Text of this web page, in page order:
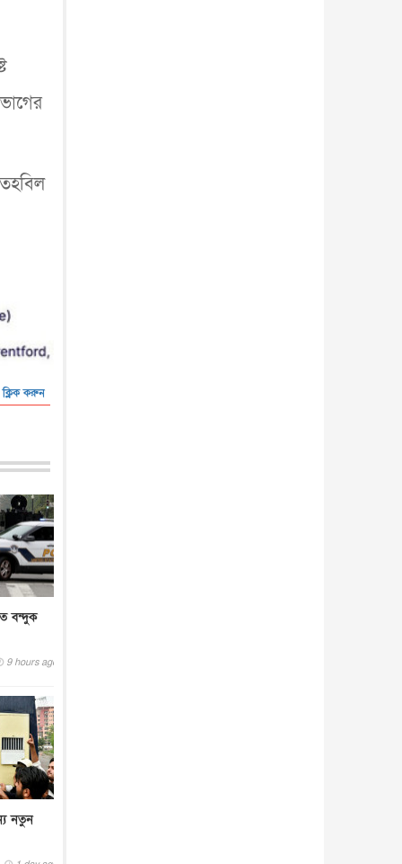
ক্লিক করুন
বন্দুক
9 hours ago
নতুন